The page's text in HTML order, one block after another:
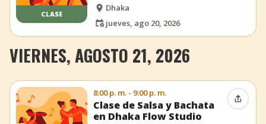
CLASE
Dhaka
jueves, ago 20, 2026
VIERNES, AGOSTO 21, 2026
8:00 p. m. - 9:00 p. m.
Clase de Salsa y Bachata
en Dhaka Flow Studio